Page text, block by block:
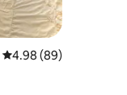
คะแนนเฉลี่ย 4.98 จาก
4.98 (89)